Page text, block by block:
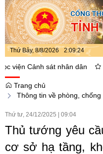
Thứ Bảy, 8/8/2026 2:09:24
Cảnh sát nhân dân Bí
Trang chủ
Thông tin về phòng,
Thứ tư, 24/12/2025 09:04
Thủ tướng yêu
cơ sở hạ tầng,